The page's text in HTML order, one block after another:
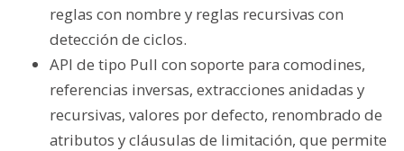
reglas con nombre y reglas recursivas con
detección de ciclos.
API de tipo Pull con soporte para comodines,
referencias inversas, extracciones anidadas y
recursivas, valores por defecto, renombrado de
atributos y cláusulas de limitación, que permite